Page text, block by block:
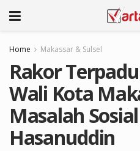
Home Makassar & Sulsel
Rakor
Wali Kota
Masalah
Hasanuddin